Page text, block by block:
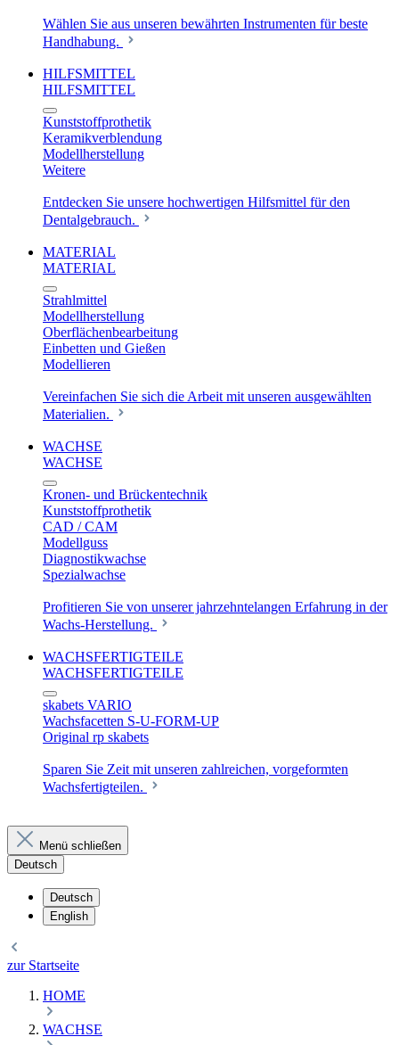
Wählen Sie aus unseren bewährten Instrumenten für beste
Handhabung.
HILFSMITTEL
HILFSMITTEL
Kunststoffprothetik
Keramikverblendung
Modellherstellung
Weitere
Entdecken Sie unsere hochwertigen Hilfsmittel für den
Dentalgebrauch.
MATERIAL
MATERIAL
Strahlmittel
Modellherstellung
Oberflächenbearbeitung
Einbetten und Gießen
Modellieren
Vereinfachen Sie sich die Arbeit mit unseren ausgewählten
Materialien.
WACHSE
WACHSE
Kronen- und Brückentechnik
Kunststoffprothetik
CAD / CAM
Modellguss
Diagnostikwachse
Spezialwachse
Profitieren Sie von unserer jahrzehntelangen Erfahrung in der
Wachs-Herstellung.
WACHSFERTIGTEILE
WACHSFERTIGTEILE
skabets VARIO
Wachsfacetten S-U-FORM-UP
Original rp skabets
Sparen Sie Zeit mit unseren zahlreichen, vorgeformten
Wachsfertigteilen.
Menü schließen
Deutsch
Deutsch
English
zur Startseite
HOME
WACHSE